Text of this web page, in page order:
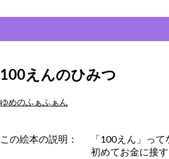
100えんのひみつ
ゆめのふぁふぁん
この絵本の説明：
「100えん」って
初めてお金に接